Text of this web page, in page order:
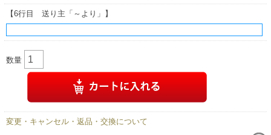
【6行目 送り主「～より」】
数量
変更・キャンセル・返品・交換について